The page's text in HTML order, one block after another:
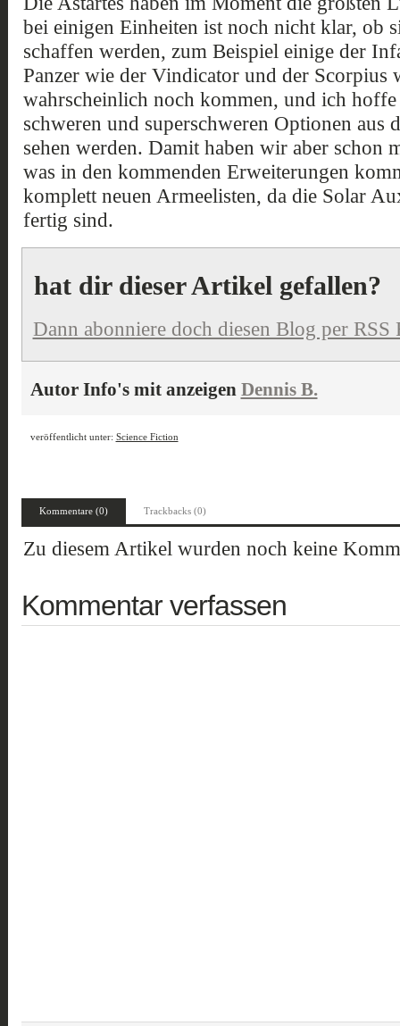
bei einigen Einheiten ist noch nicht klar, ob
schaffen werden, zum Beispiel einige der
Panzer wie der Vindicator und der Scorpius
wahrscheinlich noch kommen, und ich
schweren und superschweren Optionen aus
sehen werden. Damit haben wir aber schon
was in den kommenden Erweiterungen
komplett neuen Armeelisten, da die Solar
fertig sind.
hat dir dieser Artikel gefallen?
Dann abonniere doch diesen Blog per RSS
Autor Info's mit anzeigen Dennis B.
veröffentlicht unter: Science Fiction
Kommentare (0) Trackbacks (0)
Zu diesem Artikel wurden noch keine
Kommentar verfassen